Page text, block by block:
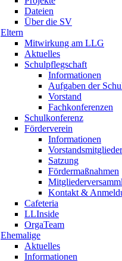
Dateien
Über die SV
Eltern
Mitwirkung am LLG
Aktuelles
Schulpflegschaft
Informationen
Aufgaben der
Vorstand
Fachkonferenzen
Schulkonferenz
Förderverein
Informationen
Vorstandsmitglieder
Satzung
Fördermaßnahmen
Kontakt &
Cafeteria
LLInside
OrgaTeam
Ehemalige
Aktuelles
Informationen